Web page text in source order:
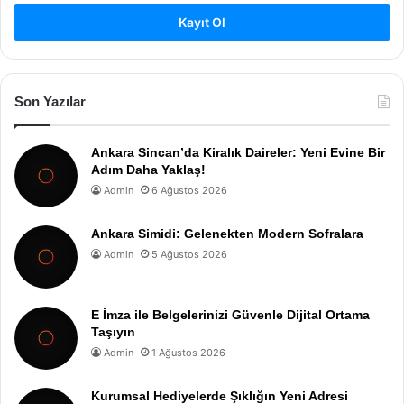
Kayıt Ol
Son Yazılar
Ankara Sincan’da Kiralık Daireler: Yeni Evine Bir
Adım Daha Yaklaş!
Admin 6 Ağustos 2026
Ankara Simidi: Gelenekten Modern Sofralara
Admin 5 Ağustos 2026
E İmza ile Belgelerinizi Güvenle Dijital Ortama
Taşıyın
Admin 1 Ağustos 2026
Kurumsal Hediyelerde Şıklığın Yeni Adresi